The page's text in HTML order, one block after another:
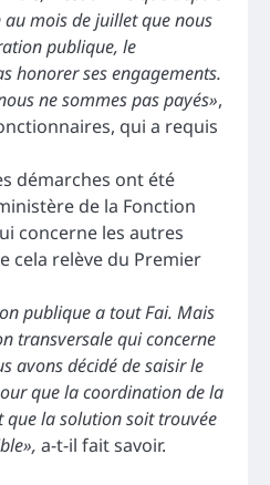
mois de juillet que nous
publique, le
honorer ses engagements.
ne sommes pas payés»,
qui a requis
démarches ont été
de la Fonction
concerne les autres
cela relève du Premier
publique a tout Fai. Mais
transversale qui concerne
avons décidé de saisir le
que la coordination de la
que la solution soit trouvée
a-t-il fait savoir.